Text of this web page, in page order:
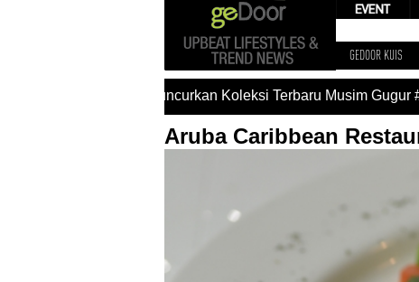
GEDOOR KUIS
& Keith Luncurkan Koleksi Terbaru Musim Gugur #Koleksi
Aruba Caribbean